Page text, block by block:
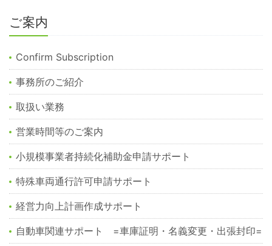
ご案内
Confirm Subscription
事務所のご紹介
取扱い業務
営業時間等のご案内
小規模事業者持続化補助金申請サポート
特殊車両通行許可申請サポート
経営力向上計画作成サポート
自動車関連サポート =車庫証明・名義変更・出張封印=